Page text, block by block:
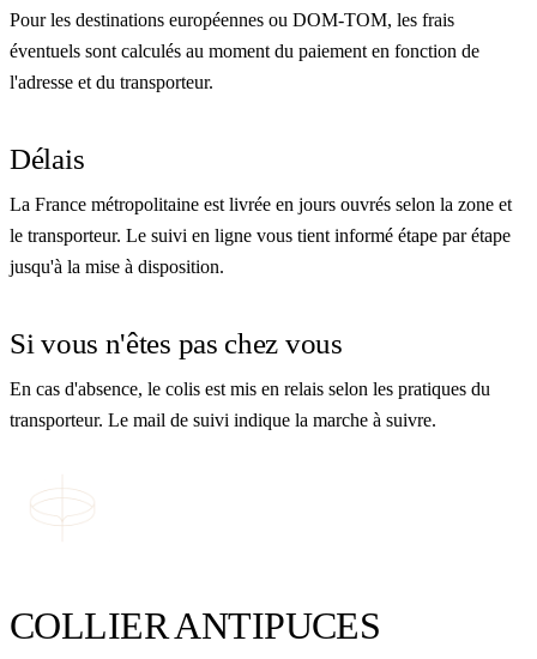
Pour les destinations européennes ou DOM-TOM, les frais
éventuels sont calculés au moment du paiement en fonction de
l'adresse et du transporteur.
Délais
La France métropolitaine est livrée en jours ouvrés selon la zone et
le transporteur. Le suivi en ligne vous tient informé étape par étape
jusqu'à la mise à disposition.
Si vous n'êtes pas chez vous
En cas d'absence, le colis est mis en relais selon les pratiques du
transporteur. Le mail de suivi indique la marche à suivre.
COLLIER ANTIPUCES